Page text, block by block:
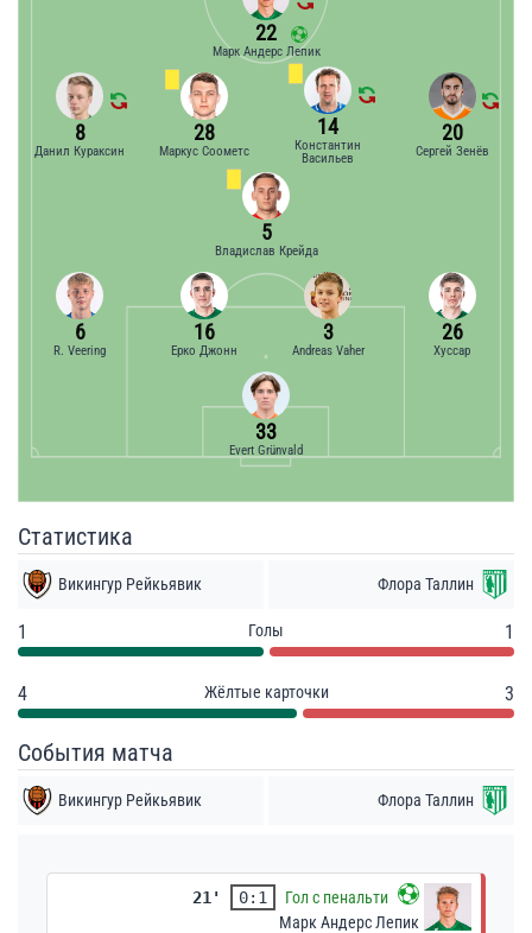
33
Evert Grünvald
6
R. Veering
16
Ерко Джонн
3
Andreas Vaher
26
Хуссар
5
Владислав Крейда
8
Данил Кураксин
28
Маркус Соометс
14
Константин
Васильев
20
Сергей Зенёв
22
Марк Андерс Лепик
Статистика
Викингур Рейкьявик Флора Таллин
1 Голы 1
4 Жёлтые карточки 3
События матча
Викингур Рейкьявик Флора Таллин
21' 0:1
Гол с пенальти
Марк Андерс Лепик